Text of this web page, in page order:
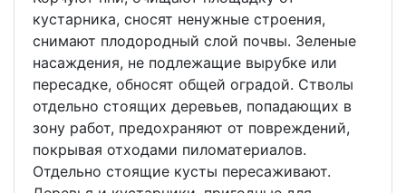
кустарника, сносят ненужные строения,
снимают плодородный слой почвы. Зеленые
насаждения, не подлежащие вырубке или
пересадке, обносят общей оградой. Стволы
отдельно стоящих деревьев, попадающих в
зону работ, предохраняют от повреждений,
покрывая отходами пиломатериалов.
Отдельно стоящие кусты пересаживают.